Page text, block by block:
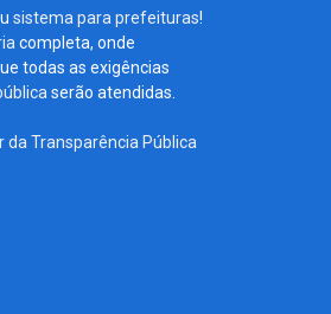
sistema para prefeituras!
completa, onde
todas as exigências
serão atendidas.
da Transparência Pública